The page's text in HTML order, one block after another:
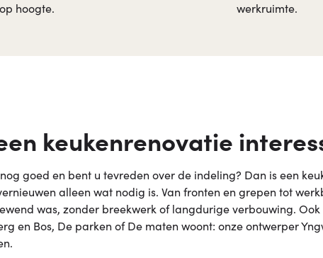
hoogte.
werkruimte.
keukenrenovatie
goed en bent u tevreden over de indeling? Dan is een
alleen wat nodig is. Van fronten en grepen tot
was, zonder breekwerk of langdurige verbouwing.
en Bos, De parken of De maten woont: onze ontwerper